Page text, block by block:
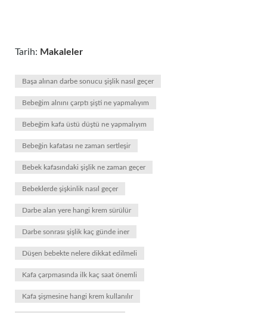
Tarih: Makaleler
Başa alınan darbe sonucu şişlik nasıl geçer
Bebeğim alnını çarptı şişti ne yapmalıyım
Bebeğim kafa üstü düştü ne yapmalıyım
Bebeğin kafatası ne zaman sertleşir
Bebek kafasındaki şişlik ne zaman geçer
Bebeklerde şişkinlik nasıl geçer
Darbe alan yere hangi krem sürülür
Darbe sonrası şişlik kaç günde iner
Düşen bebekte nelere dikkat edilmeli
Kafa çarpmasında ilk kaç saat önemli
Kafa şişmesine hangi krem kullanılır